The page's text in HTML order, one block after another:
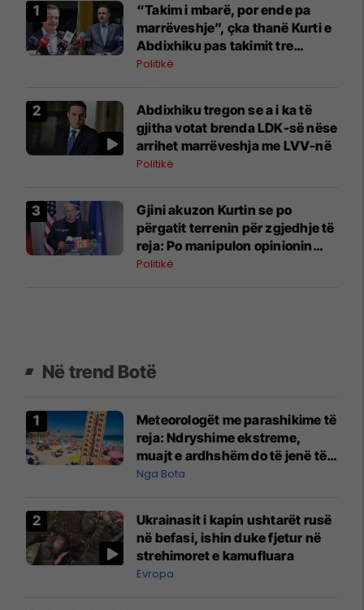
“Takim i mbarë, por ende pa
marrëveshje”, çka thanë Kurti e
Abdixhiku pas takimit tre
orësh?
Politikë
Abdixhiku tregon se a i ka të
gjitha votat brenda LDK-së nëse
arrihet marrëveshja me LVV-në
Politikë
Gjini akuzon Kurtin se po
përgatit terrenin për zgjedhje të
reja: Po manipulon opinionin
publik
Politikë
Në trend Botë
Meteorologët me parashikime të
reja: Ndryshime ekstreme,
muajt e ardhshëm do të jenë të
pazakontë
Nga Bota
Ukrainasit i kapin ushtarët rusë
në befasi, ishin duke fjetur në
strehimoret e kamufluara
Evropa